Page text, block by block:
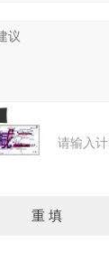
请输入